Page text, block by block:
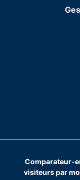
Comparateur-
visiteurs par